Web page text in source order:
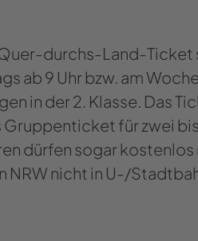
​​durchs-Land-Ticket
ab 9 Uhr bzw. am
in der 2. Klas­se. Das
Grup­pen­ti­cket für zwei
dür­fen sogar
nicht in U-/